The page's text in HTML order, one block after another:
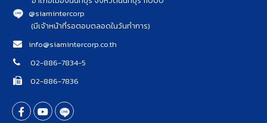
@siamintercorp
(มีเจ้าหน้าที่รอตอบตลอดในวันทำการ)
info@siamintercorp.co.th
02-886-7834-5
02-886-7836